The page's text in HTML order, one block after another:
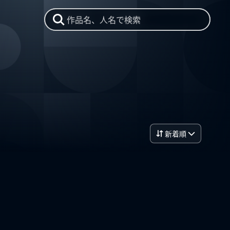
作品名、人名で検索
新着順